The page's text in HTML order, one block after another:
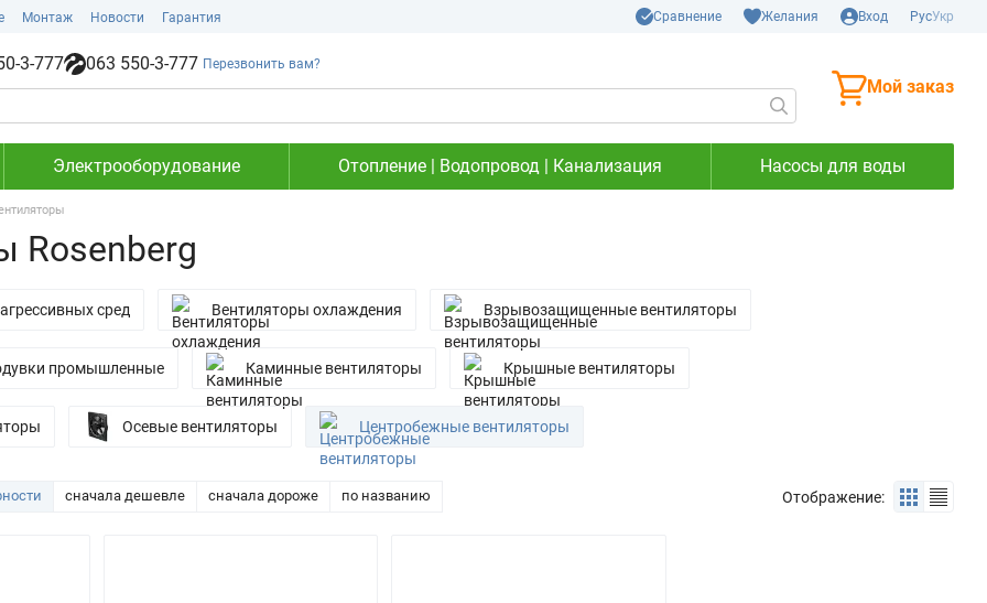
Монтаж Новости Гарантия Сравнение Желания Вход РусУкр
3-777 063 550-3-777 Перезвонить вам?
Мой заказ
Электрооборудование Отопление | Водопровод | Канализация Насосы для воды
Rosenberg
сред Вентиляторы охлаждения Взрывозащищенные вентиляторы
промышленные Каминные вентиляторы Крышные вентиляторы
Осевые вентиляторы Центробежные вентиляторы
сначала дешевле сначала дороже по названию Отображение: